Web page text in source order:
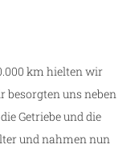
km hielten wir
besorgten uns neben
Getriebe und die
und nahmen nun